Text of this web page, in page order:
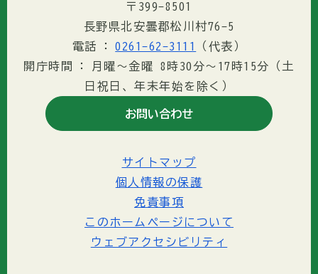
〒399-8501
長野県北安曇郡松川村76-5
電話
0261-62-3111
（代表）
開庁時間
月曜～金曜 8時30分〜17時15分（土
日祝日、年末年始を除く）
お問い合わせ
サイトマップ
個人情報の保護
免責事項
このホームページについて
ウェブアクセシビリティ